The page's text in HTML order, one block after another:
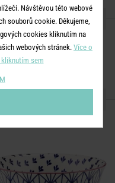
ZE SÉRIE
Návštěvou této webové
souborů cookie. Děkujeme,
cookies kliknutím na
webových stránek.Více o
sem